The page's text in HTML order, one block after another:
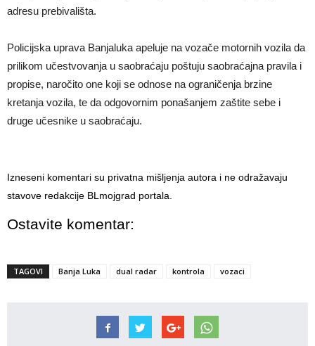
adresu prebivališta.
Policijska uprava Banjaluka apeluje na vozače motornih vozila da
prilikom učestvovanja u saobraćaju poštuju saobraćajna pravila i
propise, naročito one koji se odnose na ograničenja brzine
kretanja vozila, te da odgovornim ponašanjem zaštite sebe i
druge učesnike u saobraćaju.
Izneseni komentari su privatna mišljenja autora i ne odražavaju
stavove redakcije BLmojgrad portala.
Ostavite komentar:
TAGOVI Banja Luka dual radar kontrola vozaci